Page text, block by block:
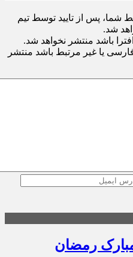
شما، پس از تایید توسط تیم
شد.
باشد منتشر نخواهد شد.
یا غیر مرتبط باشد منتشر
رمضان